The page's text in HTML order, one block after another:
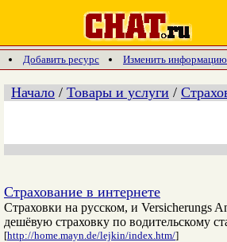
Добавить ресурс Изменить информацию
Начало / Товары и услуги /
Страхование в интернете
Страховки на русском, и Versicherungs
дешёвую страховку по водительскому
[http://home.mayn.de/lejkin/index.htm/]